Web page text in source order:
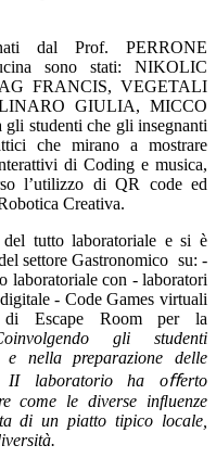
dal Prof. PERRONE
sono stati: NIKOLIC
FRANCIS, VEGETALI
GIULIA, MICCO
studenti che gli insegnanti
che mirano a mostrare
di Coding e musica,
l’utilizzo di QR code ed
Creativa.
del tutto laboratoriale e si è
settore Gastronomico su: -
laboratoriale con - laboratori
- Code Games virtuali
di Escape Room per la
gli studenti
nella preparazione delle
II laboratorio ha oﬀerto
come le diverse inﬂuenze
di un piatto tipico locale,